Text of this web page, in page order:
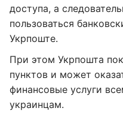
доступа, а
пользоваться
Укрпоште.
При этом Укрпошта
пунктов и может
финансовые услуги
украинцам.